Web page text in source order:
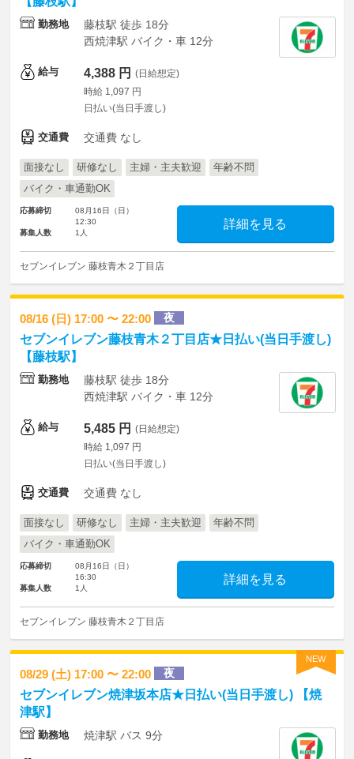
勤務地
藤枝駅 徒歩 18分
西焼津駅 バイク・車 12分
給与 4,388 円 (日給想定)
時給 1,097 円
日払い(当日手渡し)
交通費 交通費 なし
面接なし 研修なし 主婦・主夫歓迎
年齢不問
バイク・車通勤OK
応募締切
08月16日（日）
12:30
募集人数
1人
詳細を見る
セブンイレブン 藤枝青木２丁目店
08/16 (日) 17:00 〜 22:00 夜
セブンイレブン藤枝青木２丁目店★日払い(当日手渡し)
【藤枝駅】
勤務地
藤枝駅 徒歩 18分
西焼津駅 バイク・車 12分
給与 5,485 円 (日給想定)
時給 1,097 円
日払い(当日手渡し)
交通費 交通費 なし
面接なし 研修なし 主婦・主夫歓迎
年齢不問
バイク・車通勤OK
応募締切
08月16日（日）
16:30
募集人数
1人
詳細を見る
セブンイレブン 藤枝青木２丁目店
NEW
08/29 (土) 17:00 〜 22:00 夜
セブンイレブン焼津坂本店★日払い(当日手渡し) 【焼
津駅】
勤務地 焼津駅 バス 9分